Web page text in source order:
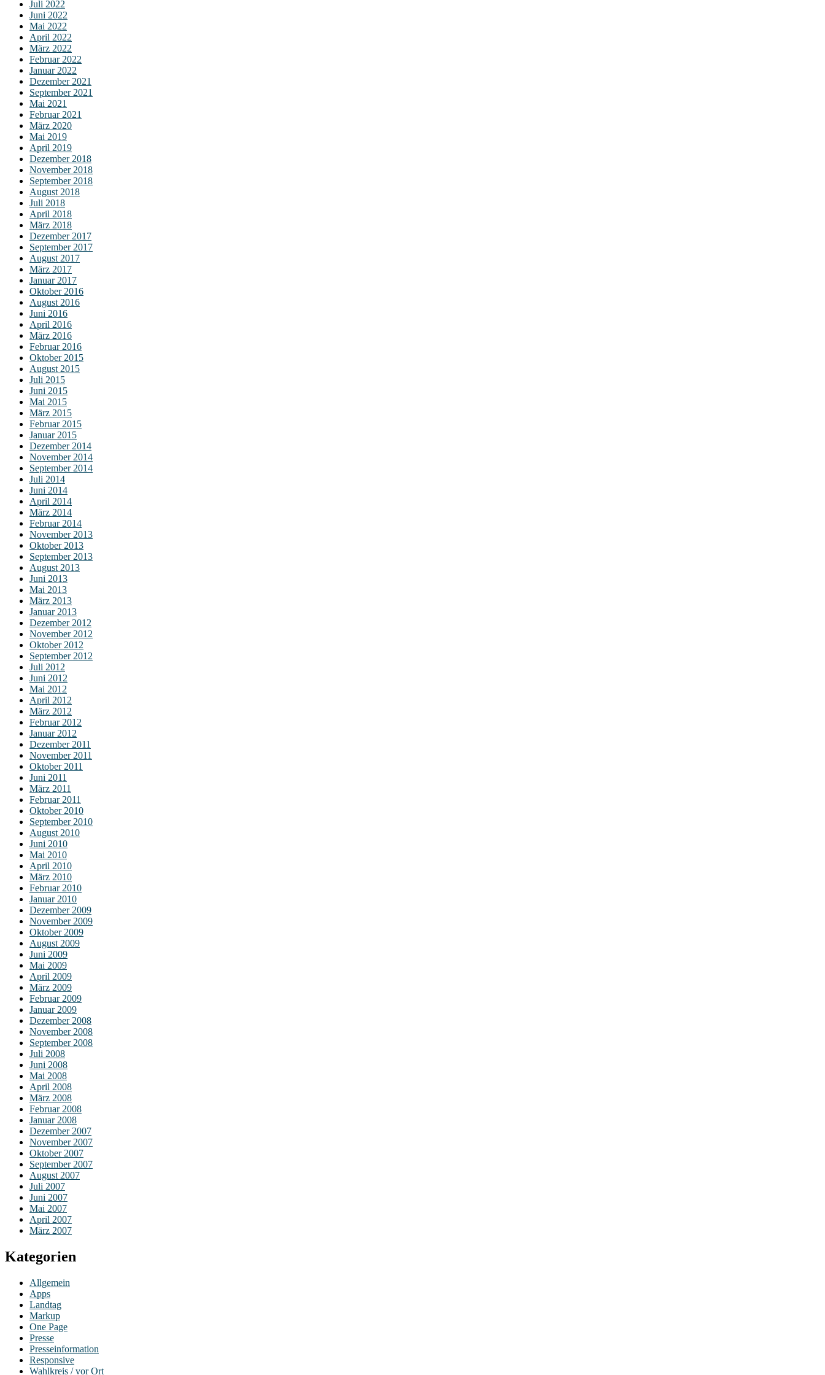
Juli 2022
Juni 2022
Mai 2022
April 2022
März 2022
Februar 2022
Januar 2022
Dezember 2021
September 2021
Mai 2021
Februar 2021
März 2020
Mai 2019
April 2019
Dezember 2018
November 2018
September 2018
August 2018
Juli 2018
April 2018
März 2018
Dezember 2017
September 2017
August 2017
März 2017
Januar 2017
Oktober 2016
August 2016
Juni 2016
April 2016
März 2016
Februar 2016
Oktober 2015
August 2015
Juli 2015
Juni 2015
Mai 2015
März 2015
Februar 2015
Januar 2015
Dezember 2014
November 2014
September 2014
Juli 2014
Juni 2014
April 2014
März 2014
Februar 2014
November 2013
Oktober 2013
September 2013
August 2013
Juni 2013
Mai 2013
März 2013
Januar 2013
Dezember 2012
November 2012
Oktober 2012
September 2012
Juli 2012
Juni 2012
Mai 2012
April 2012
März 2012
Februar 2012
Januar 2012
Dezember 2011
November 2011
Oktober 2011
Juni 2011
März 2011
Februar 2011
Oktober 2010
September 2010
August 2010
Juni 2010
Mai 2010
April 2010
März 2010
Februar 2010
Januar 2010
Dezember 2009
November 2009
Oktober 2009
August 2009
Juni 2009
Mai 2009
April 2009
März 2009
Februar 2009
Januar 2009
Dezember 2008
November 2008
September 2008
Juli 2008
Juni 2008
Mai 2008
April 2008
März 2008
Februar 2008
Januar 2008
Dezember 2007
November 2007
Oktober 2007
September 2007
August 2007
Juli 2007
Juni 2007
Mai 2007
April 2007
März 2007
Kategorien
Allgemein
Apps
Landtag
Markup
One Page
Presse
Presseinformation
Responsive
Wahlkreis / vor Ort